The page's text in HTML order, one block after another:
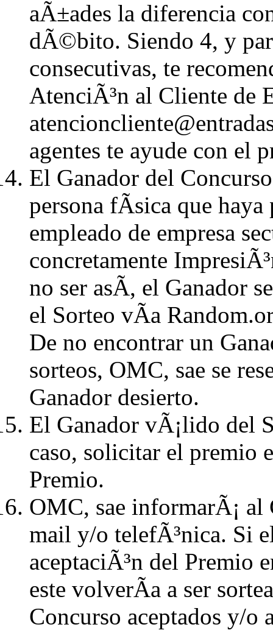
aÃ±ades la diferencia
dÃ©bito. Siendo 4, y
consecutivas, te
AtenciÃ³n al Cliente de
agentes te ayude con el
El Ganador del
persona fÃ­sica que
empleado de empresa
concretamente
no ser asÃ­, el Ganador
el Sorteo vÃ­a
De no encontrar un
sorteos, OMC, sae se
Ganador desierto.
El Ganador vÃ¡lido del
caso, solicitar el premio
Premio.
OMC, sae informarÃ¡ al
mail y/o telefÃ³nica. Si
aceptaciÃ³n del Premio
este volverÃ­a a ser
Concurso aceptados y/o